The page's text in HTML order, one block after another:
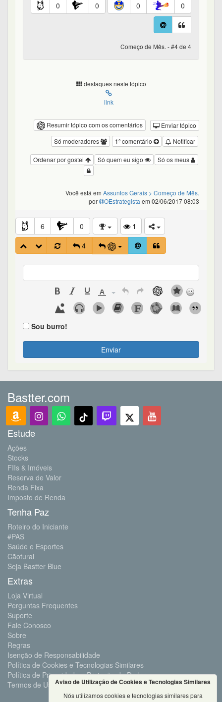
0 0 0 0
Começo de Mês. - #4 de 4
destaques neste tópico
link
Resumir tópico com os comentários
Enviar tópico
Notificar
1º comentário
Só moderadores
Só os meus
Só quem eu sigo
Ordenar por gostei
Você está em Assuntos Gerais > Começo de Mês.
por
OEstrategistaem 02/06/2017 08:03
6 0
1
4
Sou burro!
Enviar
Bastter.com
Estude
Ações
Stocks
FIIs & Imóveis
Reserva de Valor
Renda Fixa
Imposto de Renda
Tenha Paz
Roteiro do Iniciante
#PAS
Saúde e Esportes
Cãotural
Seja Bastter Blue
Extras
Loja Virtual
Perguntas Frequentes
Suporte
Fale Conosco
Sobre
Regras
Isenção de Responsabilidade
Política de Cookies e Tecnologias Similares
Política de Privacidade e Proteção de Dados
Termos de UsoAviso de Utilização de Cookies e Tecnologias Similares
Nós utilizamos cookies e tecnologias similares para